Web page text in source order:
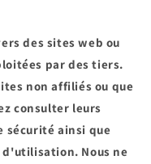
des sites web ou
par des tiers.
non affiliés ou que
consulter leurs
ainsi que
Nous ne